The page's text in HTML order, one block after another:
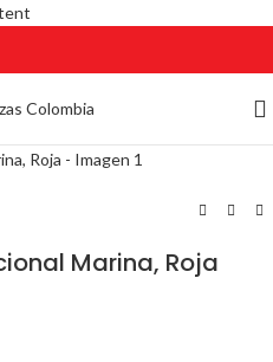
Marina, Roja